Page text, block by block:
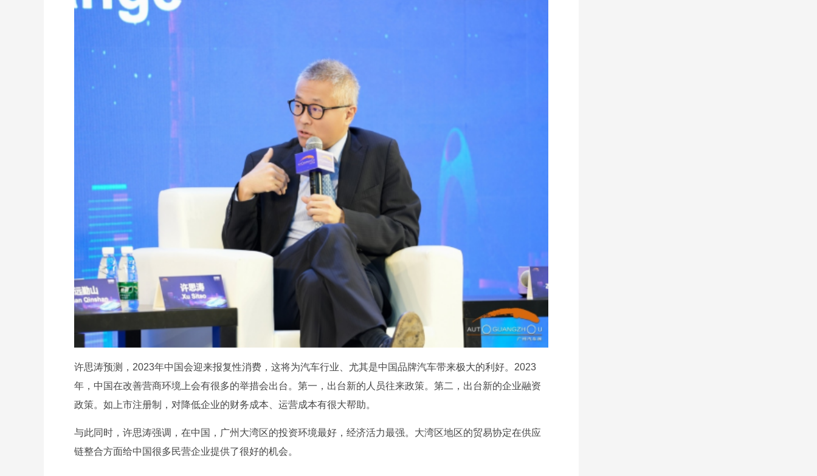
许思涛预测，2023年中国会迎来报复性消费，这将为汽车行业、尤其是中国品牌汽车带来极大的利好。2023
年，中国在改善营商环境上会有很多的举措会出台。第一，出台新的人员往来政策。第二，出台新的企业融资
政策。如上市注册制，对降低企业的财务成本、运营成本有很大帮助。
与此同时，许思涛强调，在中国，广州大湾区的投资环境最好，经济活力最强。大湾区地区的贸易协定在供应
链整合方面给中国很多民营企业提供了很好的机会。